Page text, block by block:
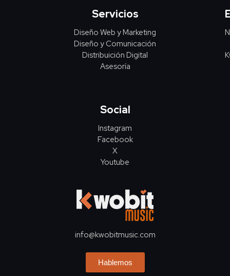
Servicios
Diseño Web y Marketing
Diseño y Comunicación
Distribuición Digital
Asesoría
Social
Instagram
Facebook
X
Youtube
info@kwobitmusic.com
Hablemos